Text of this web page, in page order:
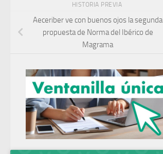
HISTORIA PREVIA
Aeceriber ve con buenos ojos la segunda
propuesta de Norma del Ibérico de
Magrama